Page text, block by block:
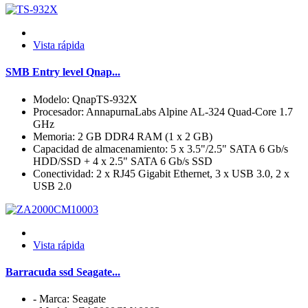
Vista rápida
SMB Entry level Qnap...
Modelo: QnapTS-932X
Procesador: AnnapurnaLabs Alpine AL-324 Quad-Core 1.7
GHz
Memoria: 2 GB DDR4 RAM (1 x 2 GB)
Capacidad de almacenamiento: 5 x 3.5"/2.5" SATA 6 Gb/s
HDD/SSD + 4 x 2.5" SATA 6 Gb/s SSD
Conectividad: 2 x RJ45 Gigabit Ethernet, 3 x USB 3.0, 2 x
USB 2.0
Vista rápida
Barracuda ssd Seagate...
- Marca: Seagate